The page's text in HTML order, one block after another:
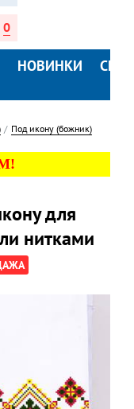
0
НОВИНКИ
Под икону (божник)
для
нитками